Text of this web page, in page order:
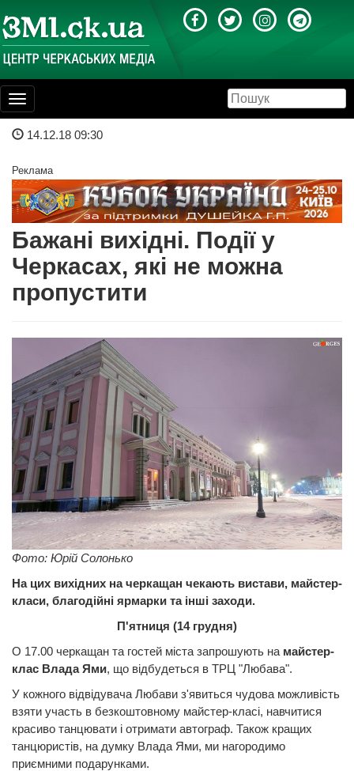
Toggle
navigation
14.12.18 09:30
Реклама
Бажані вихідні. Події у
Черкасах, які не можна
пропустити
Фото: Юрій Солонько
На цих вихідних на черкащан чекають вистави, майстер-
класи, благодійні ярмарки та інші заходи.
П'ятниця (14 грудня)
О 17.00 черкащан та гостей міста запрошують на майстер-
клас Влада Ями, що відбудеться в ТРЦ "Любава".
У кожного відвідувача Любави з'явиться чудова можливість
взяти участь в безкоштовному майстер-класі, навчитися
красиво танцювати і отримати автограф. Також кращих
танцюристів, на думку Влада Ями, ми нагородимо
приємними подарунками.